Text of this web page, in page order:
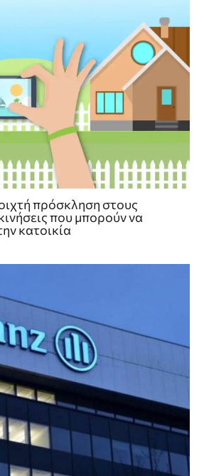
πρόσκληση στους
που μπορούν να
κατοικία